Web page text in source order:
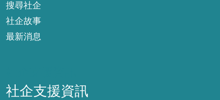
搜尋社企
社企故事
最新消息
社企支援資訊